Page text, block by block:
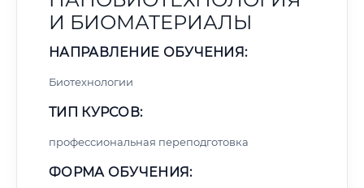
И БИОМАТЕРИАЛЫ
НАПРАВЛЕНИЕ ОБУЧЕНИЯ:
Биотехнологии
ТИП КУРСОВ:
профессиональная переподготовка
ФОРМА ОБУЧЕНИЯ: